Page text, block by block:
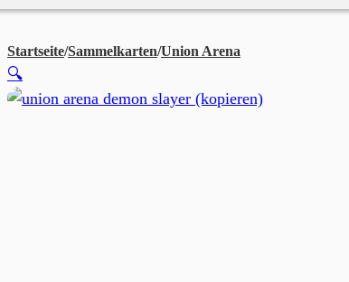
Startseite/Sammelkarten/Union Arena
🔍